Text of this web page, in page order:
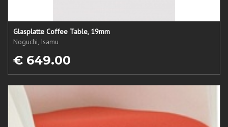
Glasplatte Coffee Table, 19mm
Noguchi, Isamu
€ 649.00